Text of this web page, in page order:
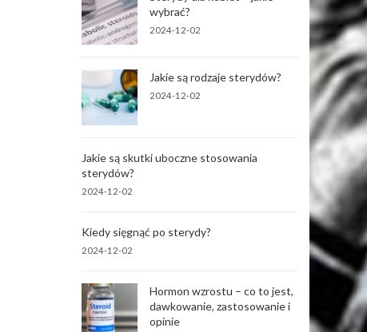
wybrać?
2024-12-02
Jakie są rodzaje sterydów?
2024-12-02
Jakie są skutki uboczne stosowania
sterydów?
2024-12-02
Kiedy sięgnąć po sterydy?
2024-12-02
Hormon wzrostu – co to jest,
dawkowanie, zastosowanie i
opinie